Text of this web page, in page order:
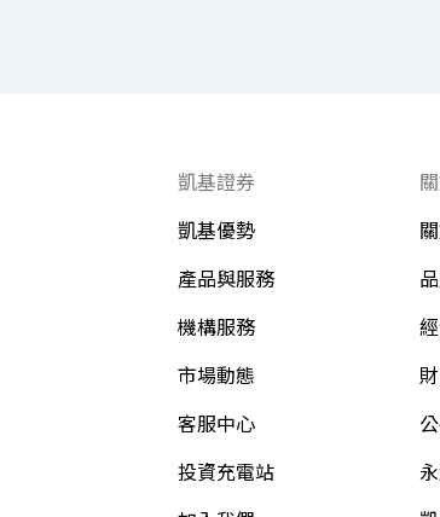
凱基證券
凱基優勢
產品與服務
機構服務
市場動態
客服中心
投資充電站